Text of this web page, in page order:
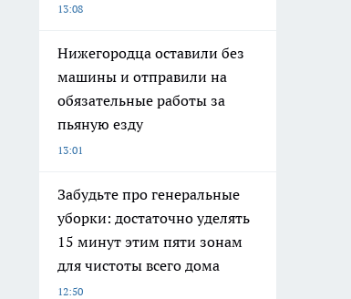
13:08
Нижегородца оставили без
машины и отправили на
обязательные работы за
пьяную езду
13:01
Забудьте про генеральные
уборки: достаточно уделять
15 минут этим пяти зонам
для чистоты всего дома
12:50